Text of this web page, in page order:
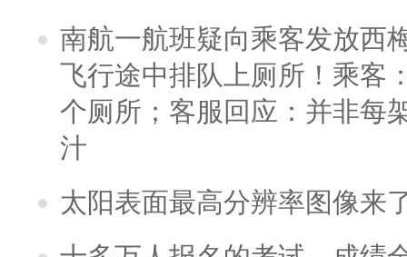
南航一航班疑向乘客发放西
飞行途中排队上厕所！乘客
个厕所；客服回应：并非每
汁
太阳表面最高分辨率图像来